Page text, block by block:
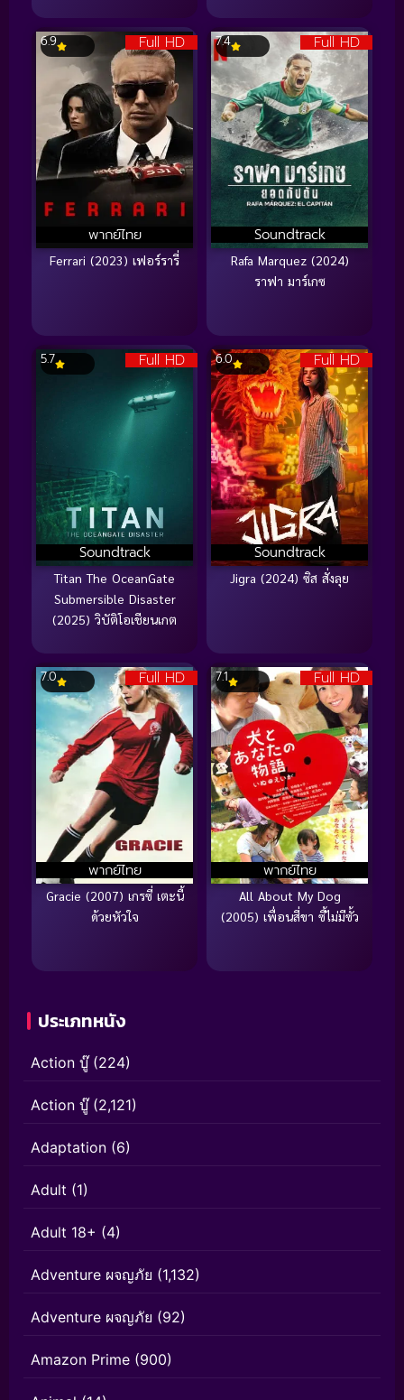
Full HD
พากย์ไทย
6.9
Ferrari (2023) เฟอร์รารี่
Full HD
Soundtrack
7.4
Rafa Marquez (2024)
ราฟา มาร์เกซ
Full HD
Soundtrack
5.7
Titan The OceanGate
Submersible Disaster
(2025) วิบัติโอเชียนเกต
Full HD
Soundtrack
6.0
Jigra (2024) ซิส สั่งลุย
Full HD
พากย์ไทย
7.0
Gracie (2007) เกรซี่ เตะนี้
ด้วยหัวใจ
Full HD
พากย์ไทย
7.1
All About My Dog
(2005) เพื่อนสี่ขา ซี้ไม่มีซั้ว
ประเภทหนัง
Action บู๊(224)
Action บู๊(2,121)
Adaptation (6)
Adult (1)
Adult 18+ (4)
Adventure ผจญภัย (1,132)
Adventure ผจญภัย (92)
Amazon Prime (900)